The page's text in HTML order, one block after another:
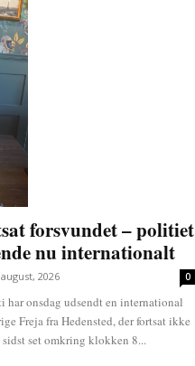
forsvundet – politiet
nu internationalt
2026 0
onsdag udsendt en international
Freja fra Hedensted, der fortsat ikke
set omkring klokken 8...